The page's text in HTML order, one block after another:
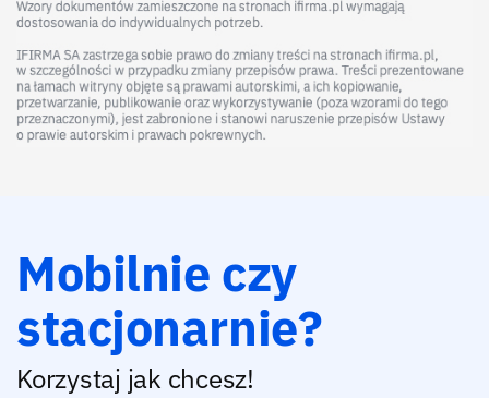
Mobilnie czy
stacjonarnie?
Korzystaj jak chcesz!